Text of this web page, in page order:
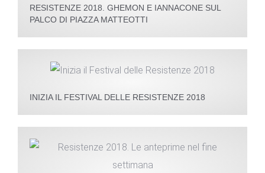
RESISTENZE 2018. GHEMON E IANNACONE SUL
PALCO DI PIAZZA MATTEOTTI
INIZIA IL FESTIVAL DELLE RESISTENZE 2018